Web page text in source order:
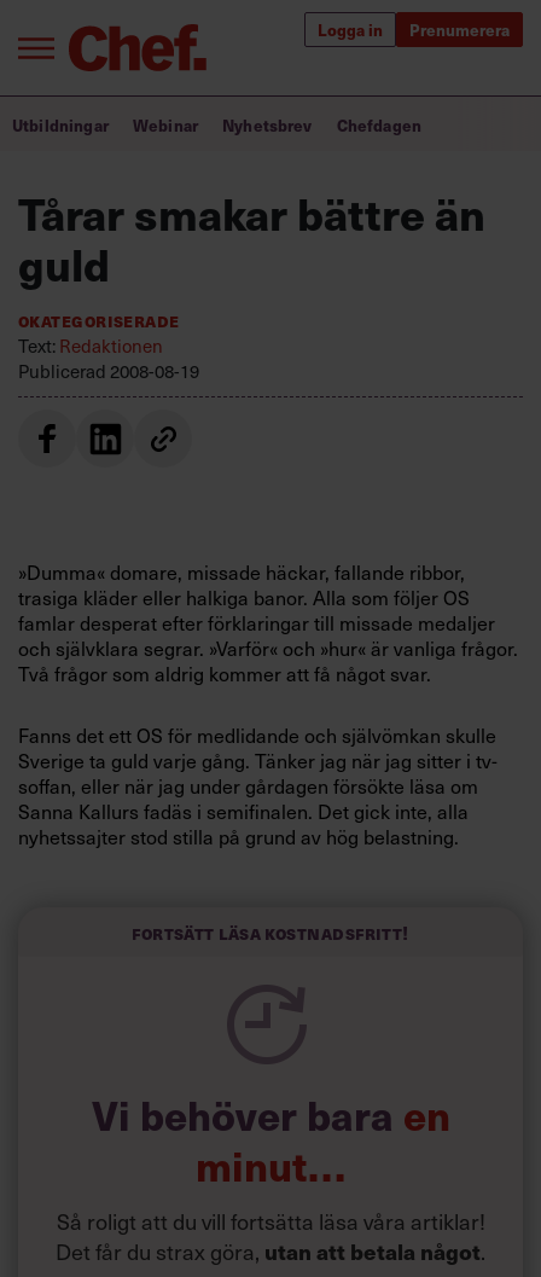
Logga in Prenumerera
Annonsera
Villkor och policy för
personuppgiftsbehandling
Sök
efter:
Bra ledare förändrar världen
Utbildning för ledare
Chefakademin+
Populära utbildningar
Utbildningar Webinar Nyhetsbrev Chefdagen
Tårar smakar bättre än
guld
Okategoriserade
Text: Redaktionen
Publicerad 2008-08-19
»Dumma« domare, missade häckar, fallande ribbor,
trasiga kläder eller halkiga banor. Alla som följer OS
famlar desperat efter förklaringar till missade medaljer
och självklara segrar. »Varför« och »hur« är vanliga frågor.
Två frågor som aldrig kommer att få något svar.
Fanns det ett OS för medlidande och självömkan skulle
Sverige ta guld varje gång. Tänker jag när jag sitter i tv-
soffan, eller när jag under gårdagen försökte läsa om
Sanna Kallurs fadäs i semifinalen. Det gick inte, alla
nyhetssajter stod stilla på grund av hög belastning.
bästa som kunde hända henne.
Jag gillade det hon sa inför semifinalen om hur hon
peppade sig själv: »Jag påminner mig själv om vad jag
tidigare har presterat, att det finns några riktigt snabba
Nu finns det inte bara snabba tider, utan även en rejäl dos
av motgångar. Det är inte alltid bättre att slå i underläge,
men det kan vara lättare.
Fortsätt läsa kostnadsfritt!
Vi behöver bara en
minut…
Så roligt att du vill fortsätta läsa våra artiklar!
Det får du strax göra, utan att betala något.